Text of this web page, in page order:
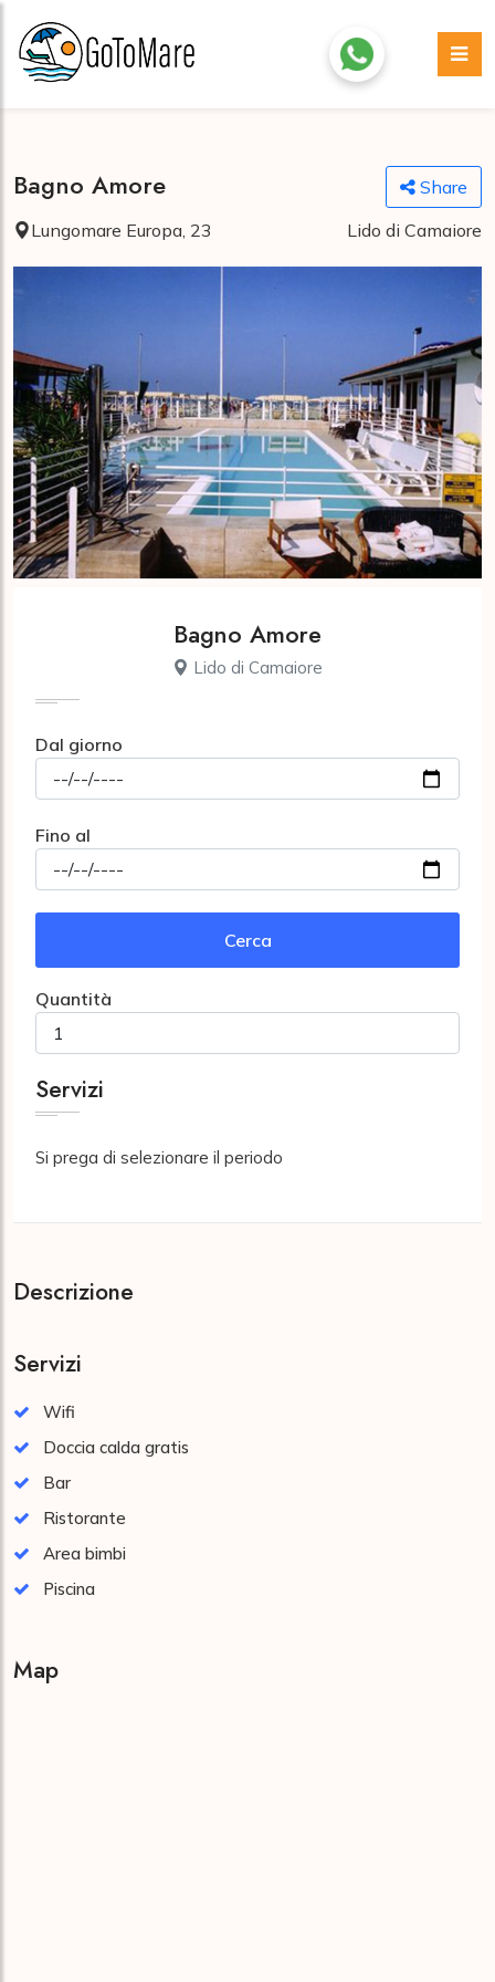
Bagno Amore
Share
Lungomare Europa, 23
Lido di Camaiore
Bagno Amore
Lido di Camaiore
Dal giorno
Fino al
Cerca
Quantità
Servizi
Si prega di selezionare il periodo
Descrizione
Servizi
Wifi
Doccia calda gratis
Bar
Ristorante
Area bimbi
Piscina
Map